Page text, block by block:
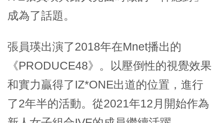
成為了話題。
張員瑛出演了2018年在Mnet播出的
《PRODUCE48》。以壓倒性的視覺效果
和實力贏得了IZ*ONE出道的位置，進行
了2年半的活動。從2021年12月開始作為